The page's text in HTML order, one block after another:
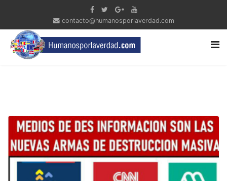
contacto@humanosporlaverdad.com